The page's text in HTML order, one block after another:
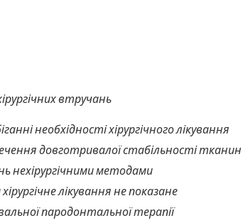
втручань
необхідності хірургічного лікування
довготривалої стабільності
нехірургічними методами
лікування не показане
пародонтальної терапії